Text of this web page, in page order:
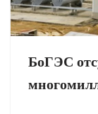
БоГЭС